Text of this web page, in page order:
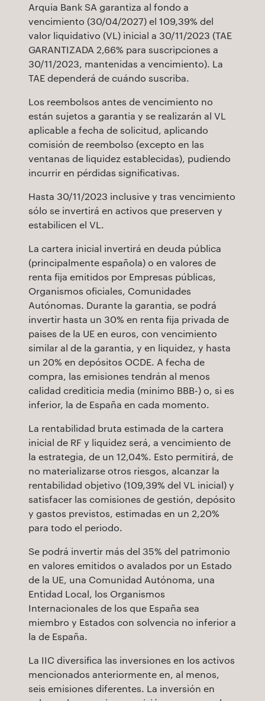
Arquia Bank SA garantiza al fondo a
vencimiento (30/04/2027) el 109,39% del
valor liquidativo (VL) inicial a 30/11/2023 (TAE
GARANTIZADA 2,66% para suscripciones a
30/11/2023, mantenidas a vencimiento). La
TAE dependerá de cuándo suscriba.
Los reembolsos antes de vencimiento no
están sujetos a garantia y se realizarán al VL
aplicable a fecha de solicitud, aplicando
comisión de reembolso (excepto en las
ventanas de liquidez establecidas), pudiendo
incurrir en pérdidas significativas.
Hasta 30/11/2023 inclusive y tras vencimiento
sólo se invertirá en activos que preserven y
estabilicen el VL.
La cartera inicial invertirá en deuda pública
(principalmente española) o en valores de
renta fija emitidos por Empresas públicas,
Organismos oficiales, Comunidades
Autónomas. Durante la garantia, se podrá
invertir hasta un 30% en renta fija privada de
paises de la UE en euros, con vencimiento
similar al de la garantia, y en liquidez, y hasta
un 20% en depósitos OCDE. A fecha de
compra, las emisiones tendrán al menos
calidad crediticia media (minimo BBB-) o, si es
inferior, la de España en cada momento.
La rentabilidad bruta estimada de la cartera
inicial de RF y liquidez será, a vencimiento de
la estrategia, de un 12,04%. Esto permitirá, de
no materializarse otros riesgos, alcanzar la
rentabilidad objetivo (109,39% del VL inicial) y
satisfacer las comisiones de gestión, depósito
y gastos previstos, estimadas en un 2,20%
para todo el periodo.
Se podrá invertir más del 35% del patrimonio
en valores emitidos o avalados por un Estado
de la UE, una Comunidad Autónoma, una
Entidad Local, los Organismos
Internacionales de los que España sea
miembro y Estados con solvencia no inferior a
la de España.
La IIC diversifica las inversiones en los activos
mencionados anteriormente en, al menos,
seis emisiones diferentes. La inversión en